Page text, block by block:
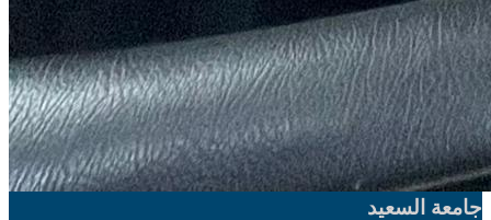
جامعة السعيد